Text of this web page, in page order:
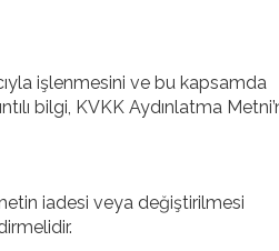
işlenmesini ve bu kapsamda
bilgi, KVKK Aydınlatma
iadesi veya değiştirilmesi